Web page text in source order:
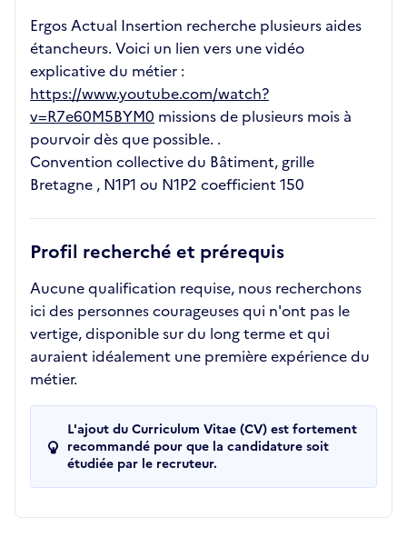
Ergos Actual Insertion recherche plusieurs aides
étancheurs. Voici un lien vers une vidéo
explicative du métier :
https://www.youtube.com/watch?
v=R7e60M5BYM0 missions de plusieurs mois à
pourvoir dès que possible. .
Convention collective du Bâtiment, grille
Bretagne , N1P1 ou N1P2 coefficient 150
Profil recherché et prérequis
Aucune qualification requise, nous recherchons
ici des personnes courageuses qui n'ont pas le
vertige, disponible sur du long terme et qui
auraient idéalement une première expérience du
métier.
L'ajout du Curriculum Vitae (CV) est fortement
recommandé pour que la candidature soit
étudiée par le recruteur.